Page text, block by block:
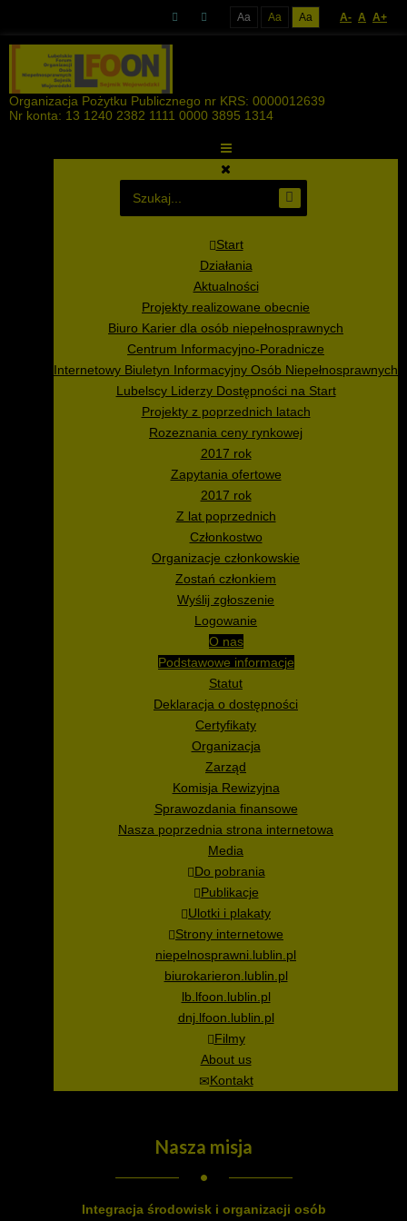
Aa Aa Aa A- A A+
Organizacja Pożytku Publicznego nr KRS: 0000012639
Nr konta: 13 1240 2382 1111 0000 3895 1314
Start
Działania
Aktualności
Projekty realizowane obecnie
Biuro Karier dla osób niepełnosprawnych
Centrum Informacyjno-Poradnicze
Internetowy Biuletyn Informacyjny Osób Niepełnosprawnych
Lubelscy Liderzy Dostępności na Start
Projekty z poprzednich latach
Rozeznania ceny rynkowej
2017 rok
Zapytania ofertowe
2017 rok
Z lat poprzednich
Członkostwo
Organizacje członkowskie
Zostań członkiem
Wyślij zgłoszenie
Logowanie
O nas
Podstawowe informacje
Statut
Deklaracja o dostępności
Certyfikaty
Organizacja
Zarząd
Komisja Rewizyjna
Sprawozdania finansowe
Nasza poprzednia strona internetowa
Media
Do pobrania
Publikacje
Ulotki i plakaty
Strony internetowe
niepelnosprawni.lublin.pl
biurokarieron.lublin.pl
lb.lfoon.lublin.pl
dnj.lfoon.lublin.pl
Filmy
About us
Kontakt
Nasza misja
Integracja środowisk i organizacji osób